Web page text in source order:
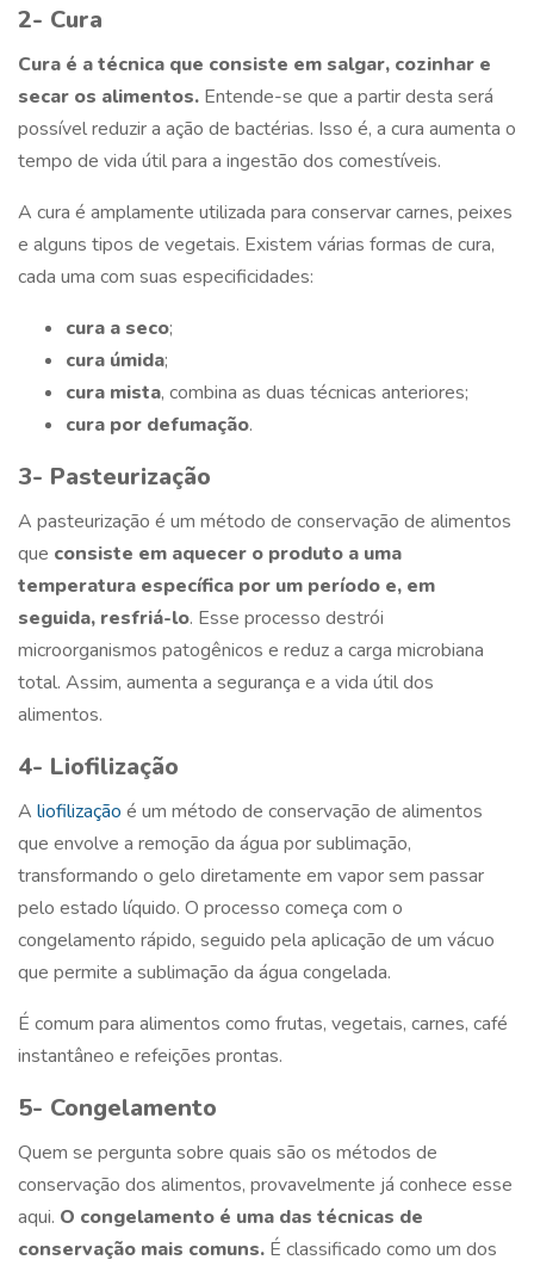
2- Cura
Cura é a técnica que consiste em salgar, cozinhar e
secar os alimentos. Entende-se que a partir desta será
possível reduzir a ação de bactérias. Isso é, a cura aumenta o
tempo de vida útil para a ingestão dos comestíveis.
A cura é amplamente utilizada para conservar carnes, peixes
e alguns tipos de vegetais. Existem várias formas de cura,
cada uma com suas especificidades:
cura a seco;
cura úmida;
cura mista, combina as duas técnicas anteriores;
cura por defumação.
3- Pasteurização
A pasteurização é um método de conservação de alimentos
que consiste em aquecer o produto a uma
temperatura específica por um período e, em
seguida, resfriá-lo. Esse processo destrói
microorganismos patogênicos e reduz a carga microbiana
total. Assim, aumenta a segurança e a vida útil dos
alimentos.
4- Liofilização
A liofilização é um método de conservação de alimentos
que envolve a remoção da água por sublimação,
transformando o gelo diretamente em vapor sem passar
pelo estado líquido. O processo começa com o
congelamento rápido, seguido pela aplicação de um vácuo
que permite a sublimação da água congelada.
É comum para alimentos como frutas, vegetais, carnes, café
instantâneo e refeições prontas.
5- Congelamento
Quem se pergunta sobre quais são os métodos de
conservação dos alimentos, provavelmente já conhece esse
aqui. O congelamento é uma das técnicas de
conservação mais comuns. É classificado como um dos